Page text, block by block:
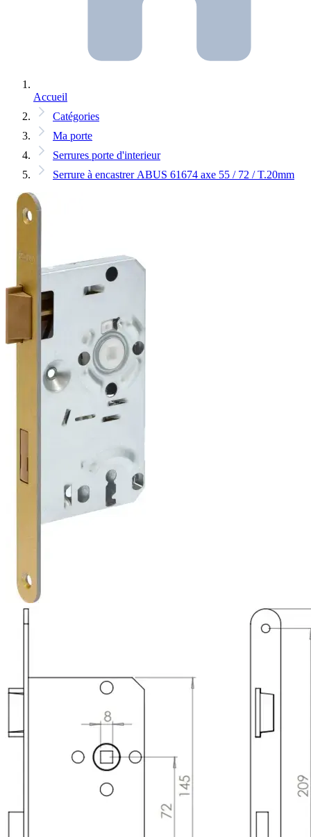
Accueil
Catégories
Ma porte
Serrures porte d'interieur
Serrure à encastrer ABUS 61674 axe 55 / 72 / T.20mm